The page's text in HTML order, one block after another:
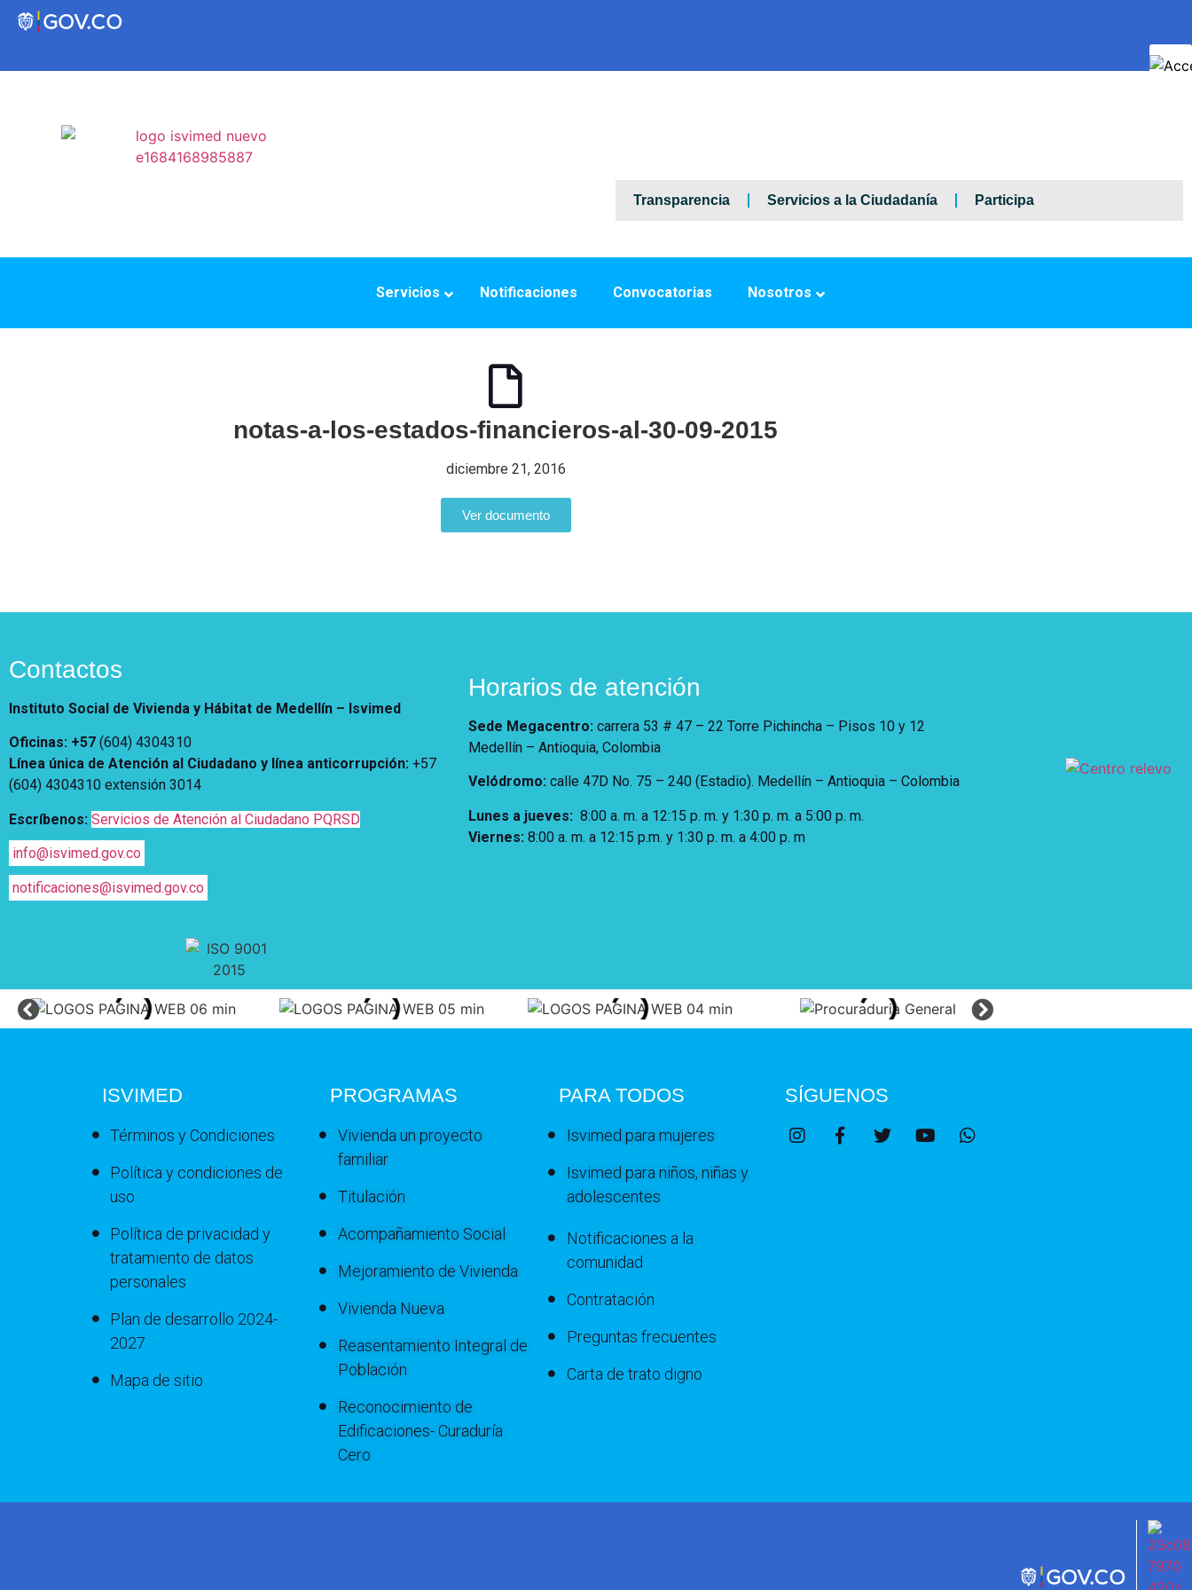
Servicios a la Ciudadanía
Contraste
Centro de relevo
Más Información sobre Accesibilidad
Transparencia Servicios a la Ciudadanía Participa
Servicios Notificaciones Convocatorias Nosotros
notas-a-los-estados-financieros-al-30-09-2015
diciembre 21, 2016
Ver documento
Contactos
Instituto Social de Vivienda y Hábitat de Medellín – Isvimed
Oficinas: +57 (604) 4304310
Línea única de Atención al Ciudadano y línea anticorrupción: +57
(604) 4304310 extensión 3014
Escríbenos: Servicios de Atención al Ciudadano PQRSD
info@isvimed.gov.co
notificaciones@isvimed.gov.co
Horarios de atención
Sede Megacentro: carrera 53 # 47 – 22 Torre Pichincha – Pisos 10 y 12
Medellín – Antioquia, Colombia
Velódromo: calle 47D No. 75 – 240 (Estadio). Medellín – Antioquia – Colombia
Lunes a jueves: 8:00 a. m. a 12:15 p. m. y 1:30 p. m. a 5:00 p. m.
Viernes: 8:00 a. m. a 12:15 p.m. y 1:30 p. m. a 4:00 p. m
ISVIMED
Términos y Condiciones
Política y condiciones de
uso
Política de privacidad y
tratamiento de datos
personales
Plan de desarrollo 2024-
2027
Mapa de sitio
PROGRAMAS
Vivienda un proyecto
familiar
Titulación
Acompañamiento Social
Mejoramiento de Vivienda
Vivienda Nueva
Reasentamiento Integral de
Población
Reconocimiento de
Edificaciones- Curaduría
Cero
PARA TODOS
Isvimed para mujeres
Isvimed para niños, niñas y
adolescentes
Notificaciones a la
comunidad
Contratación
Preguntas frecuentes
Carta de trato digno
SÍGUENOS